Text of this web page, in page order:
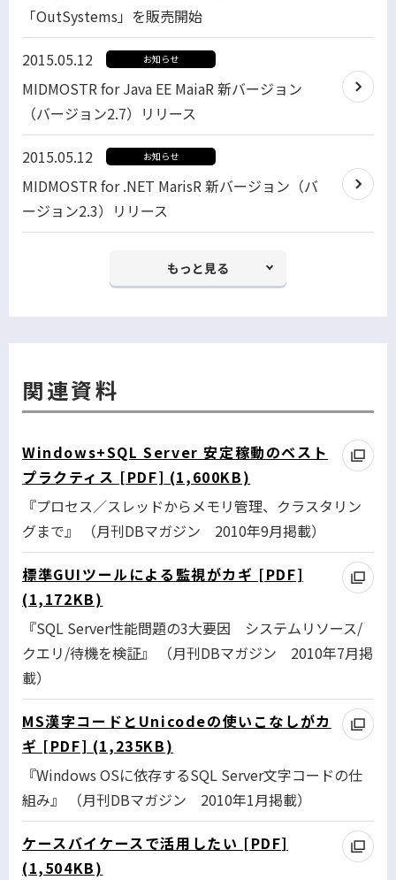
「OutSystems」を販売開始
2015.05.12 お知らせ
MIDMOSTR for Java EE MaiaR 新バージョン
（バージョン2.7）リリース
2015.05.12 お知らせ
MIDMOSTR for .NET MarisR 新バージョン（バ
ージョン2.3）リリース
もっと見る
関連資料
Windows+SQL Server 安定稼動のベスト
プラクティス [PDF] (1,600KB)
『プロセス／スレッドからメモリ管理、クラスタリン
グまで』 （月刊DBマガジン 2010年9月掲載）
標準GUIツールによる監視がカギ [PDF]
(1,172KB)
『SQL Server性能問題の3大要因 システムリソース/
クエリ/待機を検証』 （月刊DBマガジン 2010年7月掲
載）
MS漢字コードとUnicodeの使いこなしがカ
ギ [PDF] (1,235KB)
『Windows OSに依存するSQL Server文字コードの仕
組み』 （月刊DBマガジン 2010年1月掲載）
ケースバイケースで活用したい [PDF]
(1,504KB)